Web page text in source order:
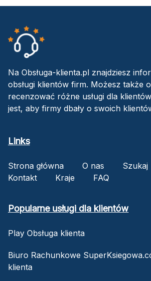
Na Obsługa-klienta.pl znajdziesz
obsługi klientów firm. Możesz także
recenzować różne usługi dla
jest, aby firmy dbały o swoich
Links
Strona główna O nas Szukaj
Kontakt
Kraje FAQ
Popularne usługi dla klientów
Play Obsługa klienta
Biuro Rachunkowe
klienta